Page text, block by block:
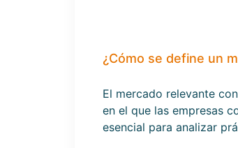
¿Cómo se define un
El mercado relevante
en el que las empresas
esencial para analizar